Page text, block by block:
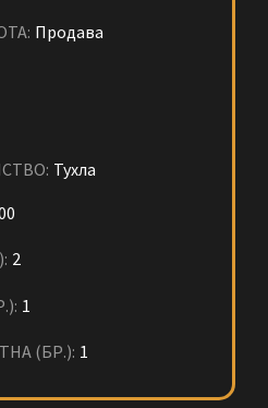
Продава
Тухла
2
1
(БР.): 1